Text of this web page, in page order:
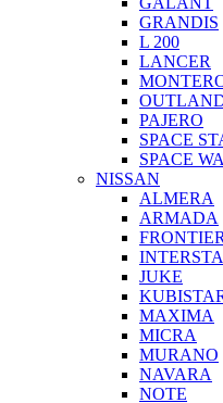
GRANDIS
L 200
LANCER
PAJERO
SPACE
SPACE
NISSAN
ALMERA
ARMADA
FRONTIER
JUKE
MAXIMA
MICRA
MURANO
NAVARA
NOTE